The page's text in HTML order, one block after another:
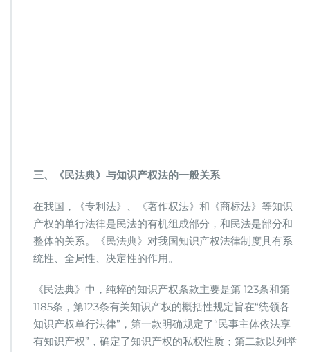
三、《民法典》与知识产权法的一般关系
在我国，《专利法》、《著作权法》和《商标法》等知识
产权的单行法律是民法的有机组成部分，和民法是部分和
整体的关系。《民法典》对我国知识产权法律制度具有系
统性、全局性、决定性的作用。
《民法典》中，纯粹的知识产权条款主要是第 123条和第
1185条，第123条有关知识产权的概括性规定旨在“统领各
知识产权单行法律”，第一款明确规定了“民事主体依法享
有知识产权”，确定了知识产权的私权性质；第二款以列举